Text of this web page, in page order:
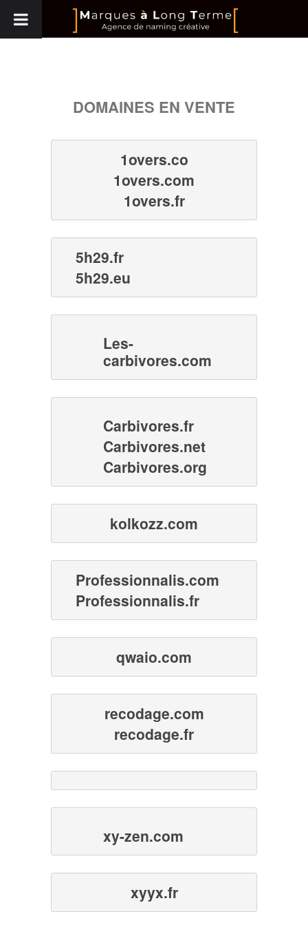
DOMAINES EN VENTE
1overs.co
1overs.com
1overs.fr
5h29.fr
5h29.eu
Les-
carbivores.com
Carbivores.fr
Carbivores.net
Carbivores.org
kolkozz.com
Professionnalis.com
Professionnalis.fr
qwaio.com
recodage.com
recodage.fr
xy-zen.com
xyyx.fr